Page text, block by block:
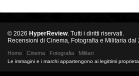
© 2026 HyperReview. Tutti i diritti riservati.
Recensioni di Cinema, Fotografia e Militaria dal
Home Cinema Fotografia Militari
Le immagini e i marchi appartengono ai legittimi